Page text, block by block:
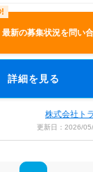
最新の募集状況を問い
詳細を見る
株式会社ト
更新日：2026/